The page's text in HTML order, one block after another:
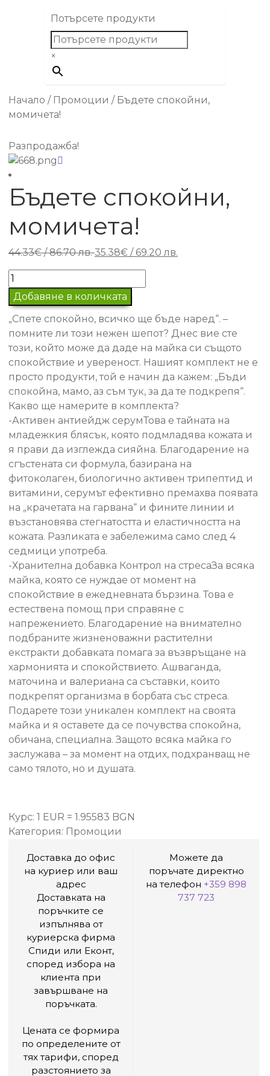
Потърсете продукти
×
Начало / Промоции / Бъдете спокойни,
момичета!
Разпродажба!
Бъдете спокойни,
момичета!
44.33€/ 86.70 лв.Original
44.33€
/
86.70 лв..
35.38€ / 69.20 лв.
69.20 лв..
количество
за
Бъдете
спокойни,
момичета!
Добавяне в количката
„Спете спокойно, всичко ще бъде наред“. –
помните ли този нежен шепот? Днес вие сте
този, който може да даде на майка си същото
спокойствие и увереност. Нашият комплект не е
просто продукти, той е начин да кажем: „Бъди
спокойна, мамо, аз съм тук, за да те подкрепя“.
Какво ще намерите в комплекта?
-Активен антиейдж серумТова е тайната на
младежкия блясък, която подмладява кожата и
я прави да изглежда сияйна. Благодарение на
сгъстената си формула, базирана на
фитоколаген, биологично активен трипептид и
витамини, серумът ефективно премахва появата
на „крачетата на гарвана“ и фините линии и
възстановява стегнатостта и еластичността на
кожата. Разликата е забележима само след 4
седмици употреба.
-Хранителна добавка Контрол на стресаЗа всяка
майка, която се нуждае от момент на
спокойствие в ежедневната бързина. Това е
естествена помощ при справяне с
напрежението. Благодарение на внимателно
подбраните жизненоважни растителни
екстракти добавката помага за възвръщане на
хармонията и спокойствието. Ашваганда,
маточина и валериана са съставки, които
подкрепят организма в борбата със стреса.
Подарете този уникален комплект на своята
майка и я оставете да се почувства спокойна,
обичана, специална. Защото всяка майка го
заслужава – за момент на отдих, подхранващ не
само тялото, но и душата.
Курс: 1 EUR = 1.95583 BGN
Категория: Промоции
Доставка до офис
на куриер или ваш
адрес
Доставката на
поръчките се
изпълнява от
куриерска фирма
Спиди или Еконт,
според избора на
клиента при
завършване на
поръчката.
Цената се формира
по определените от
тях тарифи, според
разстоянието за
Можете да
поръчате директно
на телефон +359 898
737 723